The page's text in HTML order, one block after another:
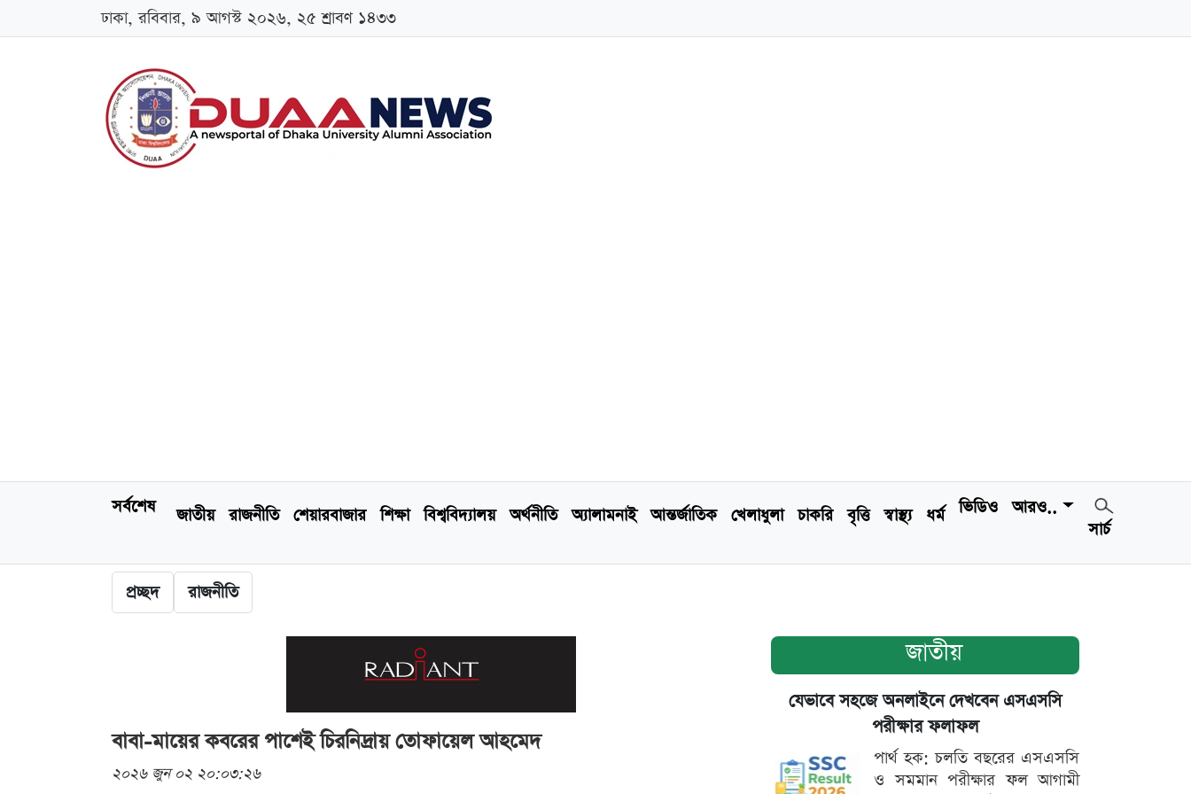
ঢাকা, রবিবার, ৯ আগস্ট ২০২৬, ২৫ শ্রাবণ ১৪৩৩
সর্বশেষ জাতীয় রাজনীতি শেয়ারবাজার শিক্ষা বিশ্ববিদ্যালয় অর্থনীতি অ্যালামনাই আন্তর্জাতিক খেলাধুলা চাকরি বৃত্তি স্বাস্থ্য ধর্ম ভিডিও
আরও..
সার্চ
প্রচ্ছদ রাজনীতি
বাবা-মায়ের কবরের পাশেই চিরনিদ্রায় তোফায়েল আহমেদ
২০২৬ জুন ০২ ২০:০৩:২৬
জাতীয়
যেভাবে সহজে অনলাইনে দেখবেন এসএসসি
পরীক্ষার ফলাফল
পার্থ হক: চলতি বছরের এসএসসি
ও সমমান পরীক্ষার ফল আগামী